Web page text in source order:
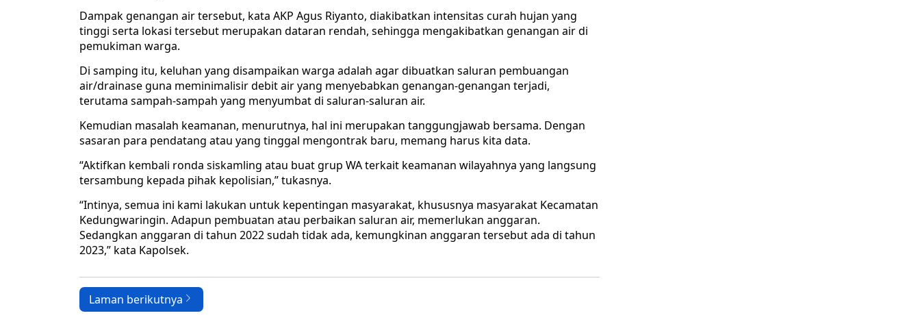
Dampak genangan air tersebut, kata AKP Agus Riyanto, diakibatkan intensitas curah hujan yang
tinggi serta lokasi tersebut merupakan dataran rendah, sehingga mengakibatkan genangan air di
pemukiman warga.
Di samping itu, keluhan yang disampaikan warga adalah agar dibuatkan saluran pembuangan
air/drainase guna meminimalisir debit air yang menyebabkan genangan-genangan terjadi,
terutama sampah-sampah yang menyumbat di saluran-saluran air.
Kemudian masalah keamanan, menurutnya, hal ini merupakan tanggungjawab bersama. Dengan
sasaran para pendatang atau yang tinggal mengontrak baru, memang harus kita data.
“Aktifkan kembali ronda siskamling atau buat grup WA terkait keamanan wilayahnya yang langsung
tersambung kepada pihak kepolisian,” tukasnya.
“Intinya, semua ini kami lakukan untuk kepentingan masyarakat, khususnya masyarakat Kecamatan
Kedungwaringin. Adapun pembuatan atau perbaikan saluran air, memerlukan anggaran.
Sedangkan anggaran di tahun 2022 sudah tidak ada, kemungkinan anggaran tersebut ada di tahun
2023,” kata Kapolsek.
Laman berikutnya